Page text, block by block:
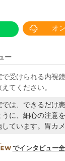
オ
ー
で受けられる内視
えてください。
では、できるだけ
うに、細心の注意
しています。胃カ
DOCTORVIEW
でインタビュー